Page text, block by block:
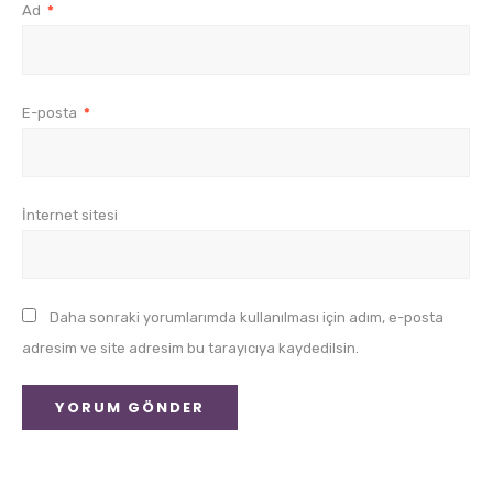
Ad *
E-posta *
İnternet sitesi
Daha sonraki yorumlarımda kullanılması için adım, e-posta
adresim ve site adresim bu tarayıcıya kaydedilsin.